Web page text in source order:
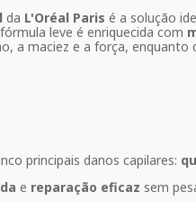
da L'Oréal Paris é a solução
leve é enriquecida com
a maciez e a força,
principais danos capilares:
e reparação eficaz sem